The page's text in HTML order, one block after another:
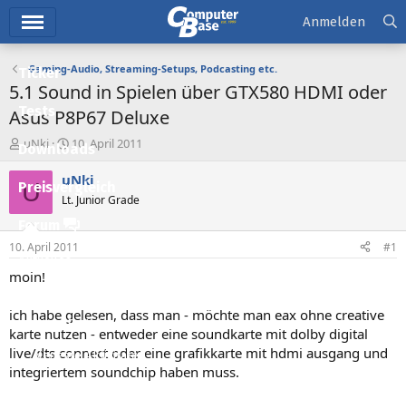
Ticker
Tests
Downloads
Preisvergleich
Forum
Aktuelles
Neue Beiträge
Neueste Aktivitäten
Anmelden
Gaming-Audio, Streaming-Setups, Podcasting etc.
5.1 Sound in Spielen über GTX580 HDMI oder
Asus P8P67 Deluxe
E
r
s
t
e
r
uNki
E
r
s
e
t
10. April 2011
U uNki
Lt. Junior Grade
10. April 2011 #1
moin!
ich habe gelesen, dass man - möchte man eax ohne creative
karte nutzen - entweder eine soundkarte mit dolby digital
live/dts connect oder eine grafikkarte mit hdmi ausgang und
integriertem soundchip haben muss.